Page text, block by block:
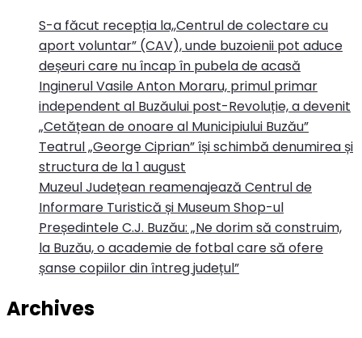
S-a făcut recepția la,,Centrul de colectare cu
aport voluntar” (CAV), unde buzoienii pot aduce
deșeuri care nu încap în pubela de acasă
Inginerul Vasile Anton Moraru, primul primar
independent al Buzăului post-Revoluție, a devenit
„Cetățean de onoare al Municipiului Buzău”
Teatrul „George Ciprian” își schimbă denumirea și
structura de la 1 august
Muzeul Județean reamenajează Centrul de
Informare Turistică și Museum Shop-ul
Președintele C.J. Buzău: „Ne dorim să construim,
la Buzău, o academie de fotbal care să ofere
șanse copiilor din întreg județul”
Archives